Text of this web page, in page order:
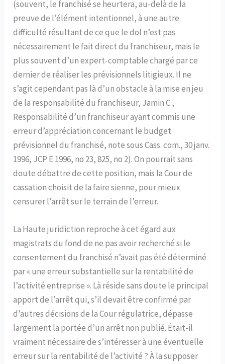
(souvent, le franchisé se heurtera, au-delà de la
preuve de l’élément intentionnel, à une autre
difficulté résultant de ce que le dol n’est pas
nécessairement le fait direct du franchiseur, mais le
plus souvent d’un expert-comptable chargé par ce
dernier de réaliser les prévisionnels litigieux. Il ne
s’agit cependant pas là d’un obstacle à la mise en jeu
de la responsabilité du franchiseur, Jamin C.,
Responsabilité d’un franchiseur ayant commis une
erreur d’appréciation concernant le budget
prévisionnel du franchisé, note sous Cass. com., 30 janv.
1996, JCP E 1996, no 23, 825, no 2). On pourrait sans
doute débattre de cette position, mais la Cour de
cassation choisit de la faire sienne, pour mieux
censurer l’arrêt sur le terrain de l’erreur.
La Haute juridiction reproche à cet égard aux
magistrats du fond de ne pas avoir recherché si le
consentement du franchisé n’avait pas été déterminé
par « une erreur substantielle sur la rentabilité de
l’activité entreprise ». Là réside sans doute le principal
apport de l’arrêt qui, s’il devait être confirmé par
d’autres décisions de la Cour régulatrice, dépasse
largement la portée d’un arrêt non publié. Était-il
vraiment nécessaire de s’intéresser à une éventuelle
erreur sur la rentabilité de l’activité ? À la supposer